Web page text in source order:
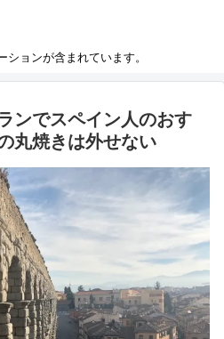
ョンが含まれています。
ンでスペイン人のおす
丸焼きは外せない